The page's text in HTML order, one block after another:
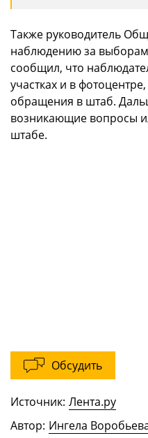
Также руководитель
наблюдению за
сообщил, что
участках и в
обращения в штаб.
возникающие вопросы
штабе.
Обсудить
Источник: Лента.ру
Автор: Ингела